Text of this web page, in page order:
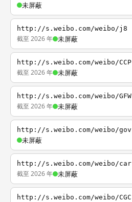
未屏蔽
http://s.weibo.com/weibo/j8
截至 2026 年 未屏蔽
http://s.weibo.com/weibo/CCP
截至 2026 年 未屏蔽
http://s.weibo.com/weibo/GFW
截至 2026 年 未屏蔽
http://s.weibo.com/weibo/gov
未屏蔽
http://s.weibo.com/weibo/car
截至 2026 年 未屏蔽
http://s.weibo.com/weibo/CGC